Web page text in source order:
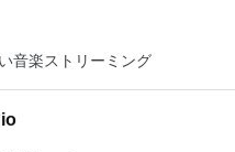
音楽ストリーミング